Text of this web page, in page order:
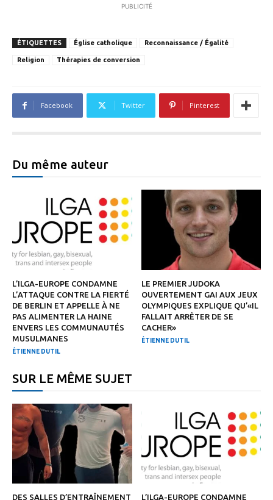
PUBLICITÉ
ÉTIQUETTES Église catholique Reconnaissance / Égalité
Religion Thérapies de conversion
Facebook Twitter Pinterest
Du même auteur
L’ILGA-EUROPE CONDAMNE
L’ATTAQUE CONTRE LA FIERTÉ
DE BERLIN ET APPELLE À NE
PAS ALIMENTER LA HAINE
ENVERS LES COMMUNAUTÉS
MUSULMANES
ÉTIENNE DUTIL
LE PREMIER JUDOKA
OUVERTEMENT GAI AUX JEUX
OLYMPIQUES EXPLIQUE QU’«IL
FALLAIT ARRÊTER DE SE
CACHER»
ÉTIENNE DUTIL
SUR LE MÊME SUJET
DES SALLES D’ENTRAÎNEMENT
L’ILGA-EUROPE CONDAMNE